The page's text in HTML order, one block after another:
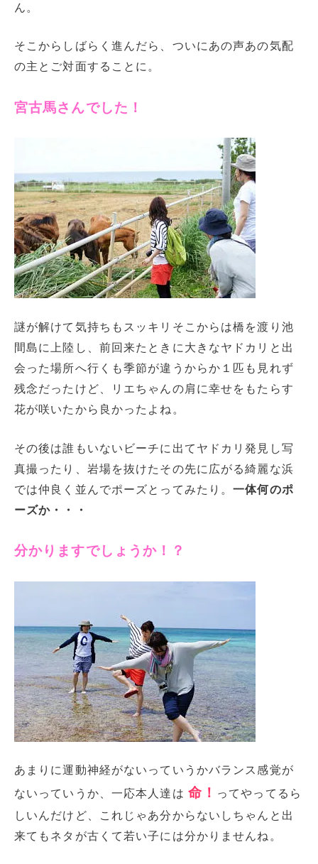
ん。
そこからしばらく進んだら、ついにあの声あの気配
の主とご対面することに。
宮古馬さんでした！
謎が解けて気持ちもスッキリそこからは橋を渡り池
間島に上陸し、前回来たときに大きなヤドカリと出
会った場所へ行くも季節が違うからか１匹も見れず
残念だったけど、リエちゃんの肩に幸せをもたらす
花が咲いたから良かったよね。
その後は誰もいないビーチに出てヤドカリ発見し写
真撮ったり、岩場を抜けたその先に広がる綺麗な浜
では仲良く並んでポーズとってみたり。一体何のポ
ーズか・・・
分かりますでしょうか！？
あまりに運動神経がないっていうかバランス感覚が
ないっていうか、一応本人達は 命！ ってやってるら
しいんだけど、これじゃあ分からないしちゃんと出
来てもネタが古くて若い子には分かりませんね。